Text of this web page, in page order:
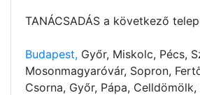
TANÁCSADÁS a következő
Budapest, Győr, Miskolc, Pécs,
Mosonmagyaróvár, Sopron,
Csorna, Győr, Pápa, Celldömölk,